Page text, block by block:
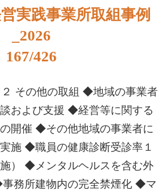
実践事業所取組事例
_2026
167/426
その他の取組 ◆地域の事業者
および支援 ◆経営等に関する
開催 ◆その他地域の事業者に
施 ◆職員の健康診断受診率１
） ◆メンタルヘルスを含む外
務所建物内の完全禁煙化 ◆マ